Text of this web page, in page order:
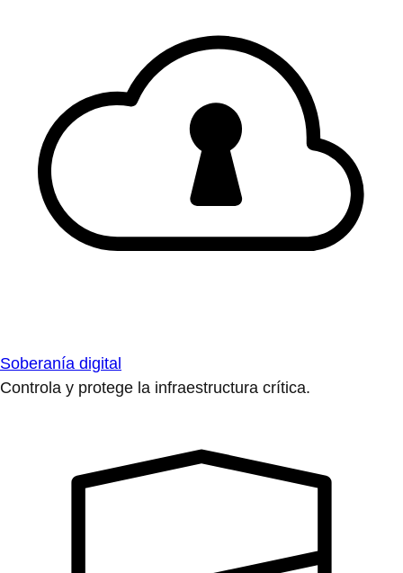
Soberanía digital
Controla y protege la infraestructura crítica.